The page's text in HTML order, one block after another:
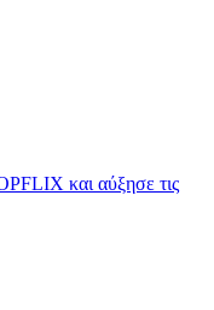
και αύξησε τις